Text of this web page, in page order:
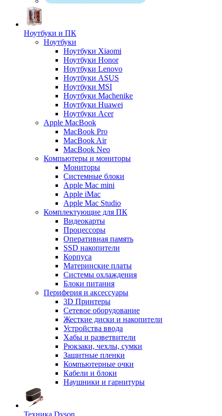
Ноутбуки и ПК
Ноутбуки
Ноутбуки Xiaomi
Ноутбуки Honor
Ноутбуки Lenovo
Ноутбуки ASUS
Ноутбуки MSI
Ноутбуки Machenike
Ноутбуки Huawei
Ноутбуки Acer
Apple MacBook
MacBook Pro
MacBook Air
MacBook Neo
Компьютеры и мониторы
Мониторы
Системные блоки
Apple Mac mini
Apple iMac
Apple Mac Studio
Комплектующие для ПК
Видеокарты
Процессоры
Оперативная память
SSD накопители
Корпуса
Материнские платы
Системы охлаждения
Блоки питания
Периферия и аксессуары
3D Принтеры
Сетевое оборудование
Жесткие диски и накопители
Устройства ввода
Хабы и разветвители
Рюкзаки, чехлы, сумки
Защитные пленки
Компьютерные очки
Кабели и блоки
Наушники и гарнитуры
Техника Dyson